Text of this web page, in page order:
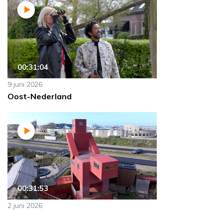
00:31:04
9 juni 2026
Oost-Nederland
00:31:53
2 juni 2026